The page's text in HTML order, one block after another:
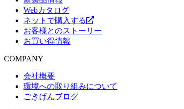
Webカタログ
ネットで購入する
お客様とのストーリー
お買い得情報
COMPANY
会社概要
環境への取り組みについて
ごきげんブログ